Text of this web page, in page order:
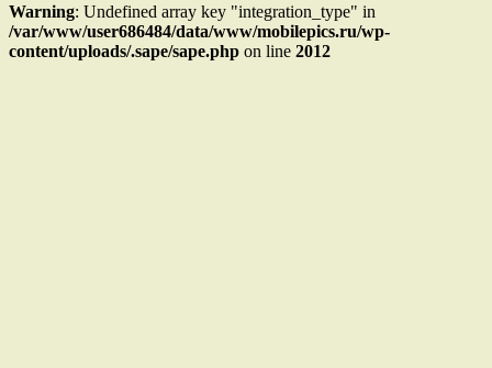
Warning: Undefined array key "integration_type" in
/var/www/user686484/data/www/mobilepics.ru/wp-
content/uploads/.sape/sape.php on line 2012